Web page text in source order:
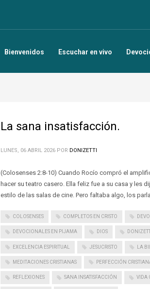
Bienvenidos Escuchar en vivo
La sana insatisfacción.
LUNES, 06 ABRIL 2026 POR DONIZETTI
(Colosenses 2:8-10) Cuando Rocío compró el
hacer su teatro casero. Ella feliz fue a su casa y les
estilo de las salas de cine. Pero faltaba algo, los
COLOSENSES COMPLETOS EN CRISTO
DEVOCIONALES EN PIJAMA DIOS
EXCELENCIA ESPIRITUAL JESUCRISTO LA
MEDITACIONES CRISTIANAS PERFECCIÓN
REFLEXIONES SANA INSATISFACCIÓN VIDA